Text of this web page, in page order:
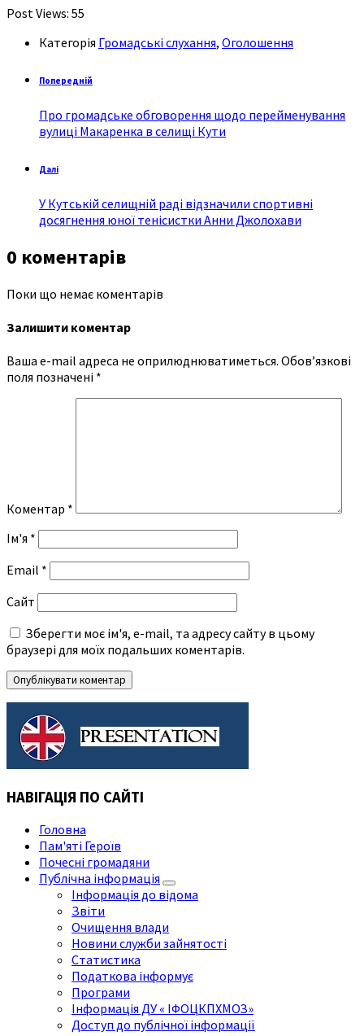
Post Views: 55
Категорія Громадські слухання, Оголошення
Попередній
Про громадське обговорення щодо перейменування
вулиці Макаренка в селищі Кути
Далі
У Кутській селищній раді відзначили спортивні
досягнення юної тенісистки Анни Джолохави
0 коментарів
Поки що немає коментарів
Залишити коментар
Ваша e-mail адреса не оприлюднюватиметься. Обов’язкові
поля позначені *
Коментар *
Ім'я *
Email *
Сайт
Зберегти моє ім'я, e-mail, та адресу сайту в цьому
браузері для моїх подальших коментарів.
НАВІГАЦІЯ ПО САЙТІ
Головна
Пам'яті Героїв
Почесні громадяни
Публічна інформація
Інформація до відома
Звіти
Очищення влади
Новини служби зайнятості
Статистика
Податкова інформує
Програми
Інформація ДУ « ІФОЦКПХМОЗ»
Доступ до публічної інформації